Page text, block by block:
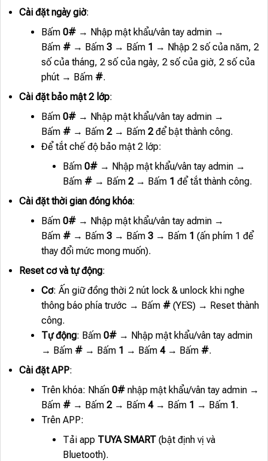
Cài đặt ngày giờ:
Bấm 0#→ Nhập mật khẩu/vân tay admin →
Bấm #→ Bấm 3→ Bấm 1 → Nhập 2 số của năm, 2
số của tháng, 2 số của ngày, 2 số của giờ, 2 số của
phút → Bấm #.
Cài đặt bảo mật 2 lớp:
Bấm 0#→ Nhập mật khẩu/vân tay admin →
Bấm #→ Bấm 2→ Bấm 2để bật thành công.
Để tắt chế độ bảo mật 2 lớp:
Bấm0# → Nhập mật khẩu/vân tay admin →
Bấm # → Bấm2→ Bấm 1 để tắt thành công.
Cài đặt thời gian đóng khóa:
Bấm 0#→ Nhập mật khẩu/vân tay admin →
Bấm #→ Bấm 3→ Bấm 3→ Bấm 1 (ấn phím 1 để
thay đổi mức mong muốn).
Reset cơ và tự động:
Cơ: Ấn giữ đồng thời 2 nút lock & unlock khi nghe
thông báo phía trước → Bấm #(YES) → Reset thành
công.
Tự động: Bấm 0#→ Nhập mật khẩu/vân tay admin
→ Bấm #→ Bấm 1 → Bấm 4→ Bấm #.
Cài đặt APP:
Trên khóa: Nhấn 0#nhập mật khẩu/vân tay admin →
Bấm #→ Bấm 2→ Bấm 4→ Bấm 1 → Bấm 1.
Trên APP:
Tải app TUYA SMART (bật định vị và
Bluetooth).